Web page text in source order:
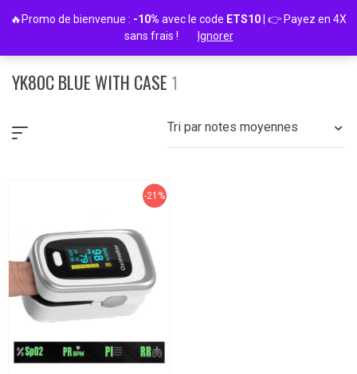
YK80C BLUE WITH CASE 1
Tri par notes moyennes
-21%
🔥Promo de bienvenue : -10% avec le code ETS10 | 👉 Payez en 4X
sans frais !
Ignorer